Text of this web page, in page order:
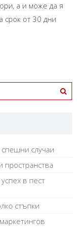
а и може да я
срок от 30 дни
случаи
пространства
в пест
стъпки